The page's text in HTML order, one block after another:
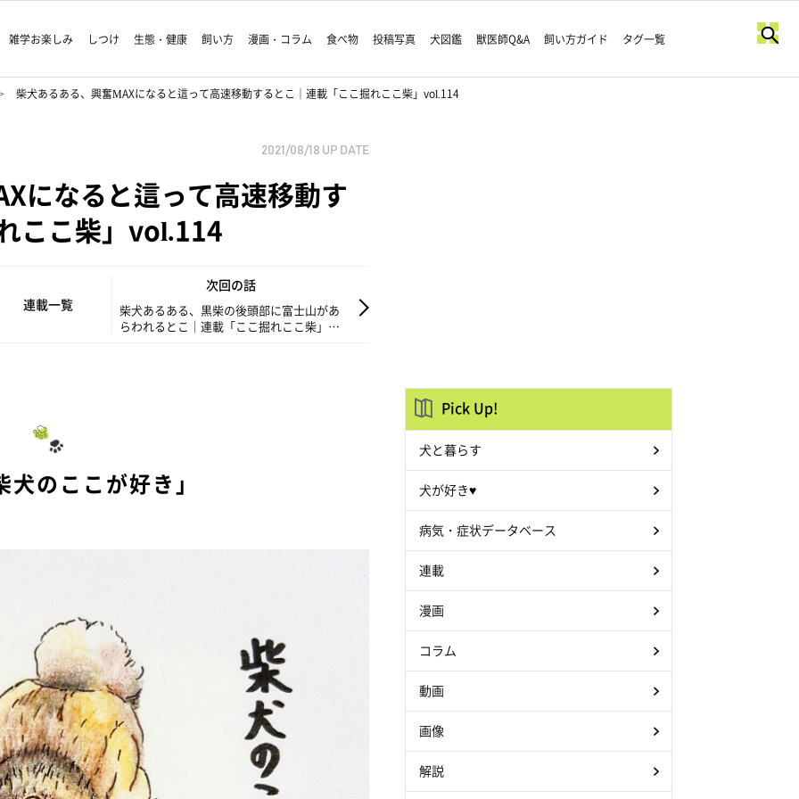
雑学お楽しみ しつけ 生態・健康 飼い方 漫画・コラム 食べ物 投稿写真 犬図鑑 獣医師Q&A 飼い方ガイド タグ一覧
柴犬あるある、興奮MAXになると這って高速移動するとこ｜連載「ここ掘れここ柴」vol.114
2021/08/18 UP DATE
になると這って高速移動す
ここ柴」vol.114
連載一覧
次回の話
柴犬あるある、黒柴の後頭部に富士山があ
らわれるとこ｜連載「ここ掘れここ柴」
のここが好き」
Pick Up!
犬と暮らす
犬が好き♥
病気・症状データベース
連載
漫画
コラム
動画
画像
解説